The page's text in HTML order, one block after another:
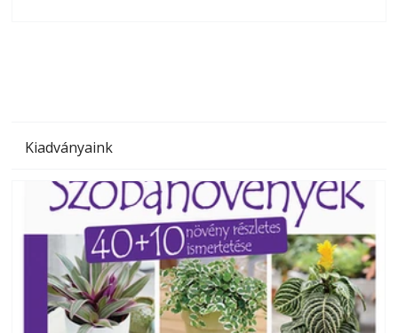
Kiadványaink